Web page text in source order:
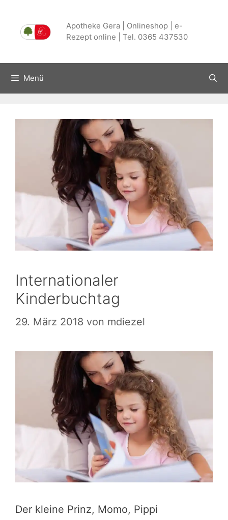
Inhalt
springen
Apotheke Gera | Onlineshop | e-
Rezept online | Tel. 0365 437530
Menü
Internationaler
Kinderbuchtag
29. März 2018 von mdiezel
Der kleine Prinz, Momo, Pippi